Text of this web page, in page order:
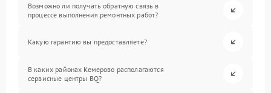
Возможно ли получать обратную связь в
процессе выполнения ремонтных работ?
Какую гарантию вы предоставляете?
В каких районах Кемерово располагаются
сервисные центры BQ?